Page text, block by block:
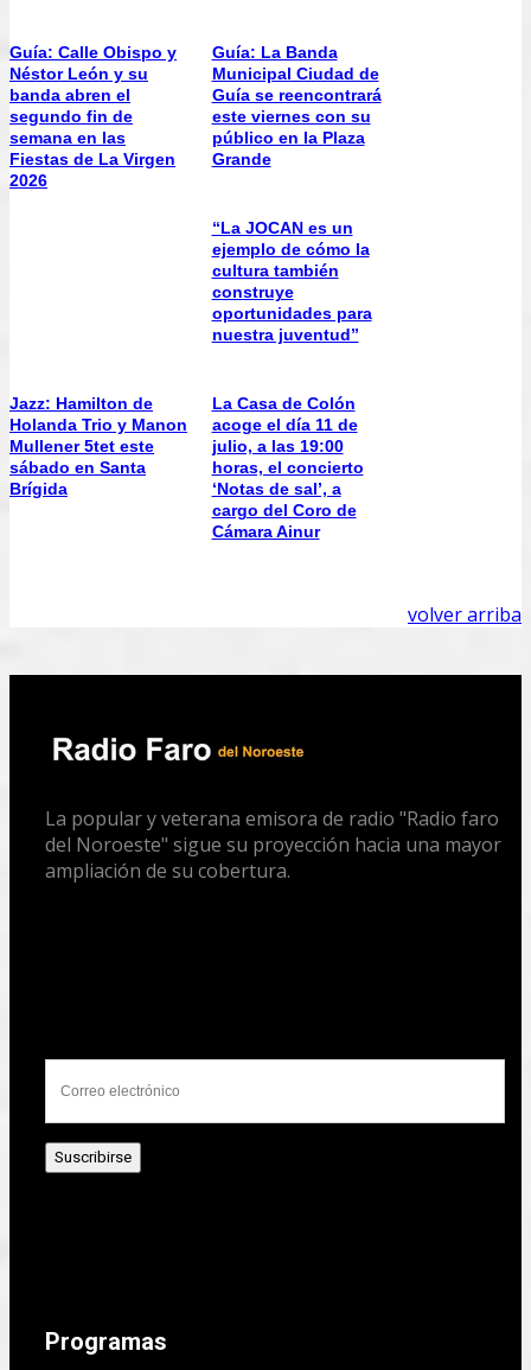
Guía: Calle Obispo y
Néstor León y su
banda abren el
segundo fin de
semana en las
Fiestas de La Virgen
2026
Guía: La Banda
Municipal Ciudad de
Guía se reencontrará
este viernes con su
público en la Plaza
Grande
“La JOCAN es un
ejemplo de cómo la
cultura también
construye
oportunidades para
nuestra juventud”
Jazz: Hamilton de
Holanda Trio y Manon
Mullener 5tet este
sábado en Santa
Brígida
La Casa de Colón
acoge el día 11 de
julio, a las 19:00
horas, el concierto
‘Notas de sal’, a
cargo del Coro de
Cámara Ainur
volver arriba
La popular y veterana emisora de radio "Radio faro
del Noroeste" sigue su proyección hacia una mayor
ampliación de su cobertura.
Programas